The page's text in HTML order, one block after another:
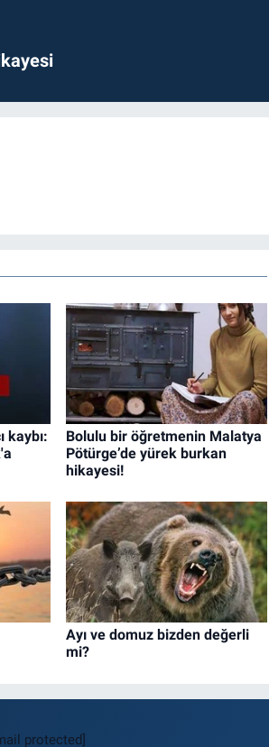
kaybı:
Bolulu bir öğretmenin Malatya
Pötürge’de yürek burkan
hikayesi!
Ayı ve domuz bizden değerli
mi?
protected]